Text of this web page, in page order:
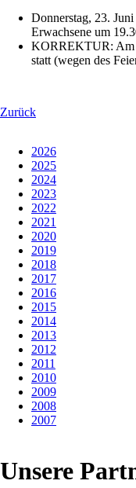
Donnerstag, 23.
Erwachsene um
KORREKTUR: Am
statt (wegen des
Zurück
2026
2025
2024
2023
2022
2021
2020
2019
2018
2017
2016
2015
2014
2013
2012
2011
2010
2009
2008
2007
Unsere